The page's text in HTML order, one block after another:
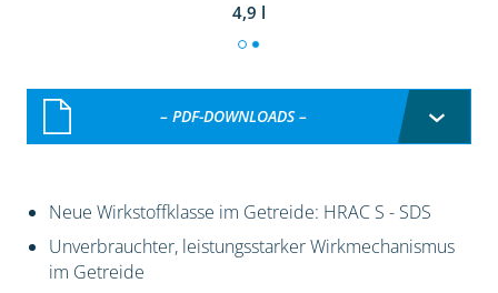
4,9 l
– PDF-DOWNLOADS –
Neue Wirkstoffklasse im Getreide: HRAC S - SDS
Unverbrauchter, leistungsstarker Wirkmechanismus
im Getreide